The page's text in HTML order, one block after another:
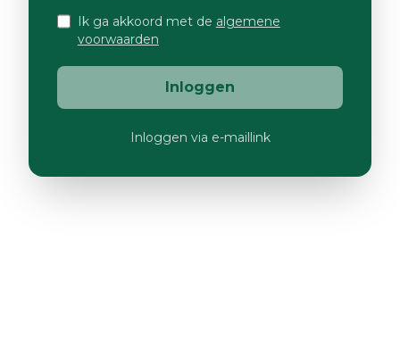
Ik ga akkoord met de algemene
voorwaarden
Inloggen
Inloggen via e-maillink